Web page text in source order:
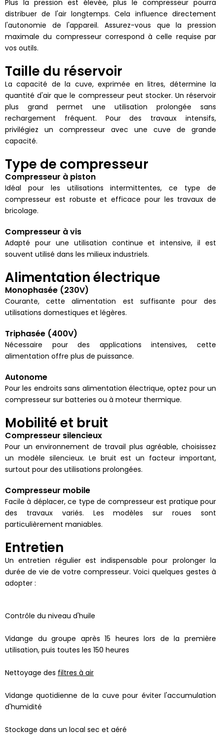
Plus la pression est élevée, plus le compresseur pourra
distribuer de l'air longtemps. Cela influence directement
l'autonomie de l'appareil. Assurez-vous que la pression
maximale du compresseur correspond à celle requise par
vos outils.
Taille du réservoir
La capacité de la cuve, exprimée en litres, détermine la
quantité d'air que le compresseur peut stocker. Un réservoir
plus grand permet une utilisation prolongée sans
rechargement fréquent. Pour des travaux intensifs,
privilégiez un compresseur avec une cuve de grande
capacité.
Type de compresseur
Compresseur à piston
Idéal pour les utilisations intermittentes, ce type de
compresseur est robuste et efficace pour les travaux de
bricolage.
Compresseur à vis
Adapté pour une utilisation continue et intensive, il est
souvent utilisé dans les milieux industriels.
Alimentation électrique
Monophasée (230V)
Courante, cette alimentation est suffisante pour des
utilisations domestiques et légères.
Triphasée (400V)
Nécessaire pour des applications intensives, cette
alimentation offre plus de puissance.
Autonome
Pour les endroits sans alimentation électrique, optez pour un
compresseur sur batteries ou à moteur thermique.
Mobilité et bruit
Compresseur silencieux
Pour un environnement de travail plus agréable, choisissez
un modèle silencieux. Le bruit est un facteur important,
surtout pour des utilisations prolongées.
Compresseur mobile
Facile à déplacer, ce type de compresseur est pratique pour
des travaux variés. Les modèles sur roues sont
particulièrement maniables.
Entretien
Un entretien régulier est indispensable pour prolonger la
durée de vie de votre compresseur. Voici quelques gestes à
adopter :
Contrôle du niveau d'huile
Vidange du groupe après 15 heures lors de la première
utilisation, puis toutes les 150 heures
Nettoyage des filtres à air
Vidange quotidienne de la cuve pour éviter l'accumulation
d'humidité
Stockage dans un local sec et aéré